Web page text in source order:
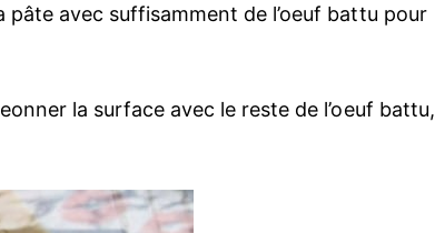
avec suffisamment de l’oeuf battu pour
la surface avec le reste de l’oeuf battu,